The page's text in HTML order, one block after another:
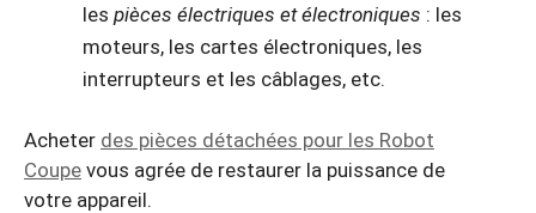
les pièces électriques et électroniques : les
moteurs, les cartes électroniques, les
interrupteurs et les câblages, etc.
Acheter des pièces détachées pour les Robot
Coupe vous agrée de restaurer la puissance de
votre appareil.